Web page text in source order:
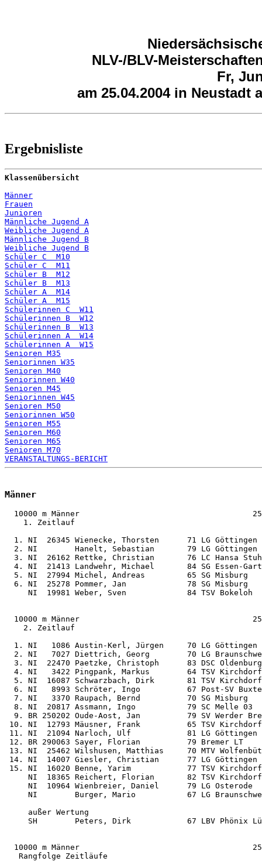
NLV-/BLV-
Fr,
am 25.04.2004 in Neustadt
Ergebnisliste
Klassenübersicht
Männer
Frauen
Junioren
Männliche Jugend A
Weibliche Jugend A
Männliche Jugend B
Weibliche Jugend B
Schüler C  M10
Schüler C  M11
Schüler B  M12
Schüler B  M13
Schüler A  M14
Schüler A  M15
Schülerinnen C  W11
Schülerinnen B  W12
Schülerinnen B  W13
Schülerinnen A  W14
Schülerinnen A  W15
Senioren M35
Seniorinnen W35
Senioren M40
Seniorinnen W40
Senioren M45
Seniorinnen W45
Senioren M50
Seniorinnen W50
Senioren M55
Senioren M60
Senioren M65
Senioren M70
VERANSTALTUNGS-BERICHT
Männer
10000 m Männer
    1. Zeitlauf
1. NI  26345 Wienecke, Thorsten      71 LG Göttingen
2. NI        Hanelt, Sebastian       79 LG Göttingen
3. NI  26162 Rettke, Christian       76 LC Hansa
4. NI  21413 Landwehr, Michael       84 SG Essen-
5. NI  27994 Michel, Andreas         65 SG Misburg
6. NI  25278 Pommer, Jan             78 SG Misburg
NI  19981 Weber, Sven             84 TSV Bokeloh
10000 m Männer
    2. Zeitlauf
1. NI   1086 Austin-Kerl, Jürgen     70 LG Göttingen
2. NI   7027 Diettrich, Georg        70 LG
3. NI  22470 Paetzke, Christoph      83 DSC
4. NI   3422 Pingpank, Markus        64 TSV
5. NI  16087 Schwarzbach, Dirk       81 TSV
6. NI   8993 Schröter, Ingo          67 Post-SV
7. NI   3370 Raupach, Bernd          70 SG Misburg
8. NI  20817 Assmann, Ingo           79 SC Melle 03
9. BR 250202 Oude-Aost, Jan          79 SV Werder
10. NI  12793 Mäusner, Frank          65 TSV
11. NI  21094 Narloch, Ulf            81 LG
12. BR 290063 Sayer, Florian          79 Bremer LT
13. NI  25462 Wilshusen, Matthias     70 MTV
14. NI  14007 Giesler, Christian      77 LG
15. NI  16020 Benne, Yarim            77 TSV
NI  18365 Reichert, Florian       82 TSV
NI  10964 Wienbreier, Daniel      79 LG Osterode
NI        Burger, Mario           67 LG
     außer Wertung
SH        Peters, Dirk            67 LBV Phönix
10000 m Männer
   Rangfolge Zeitläufe